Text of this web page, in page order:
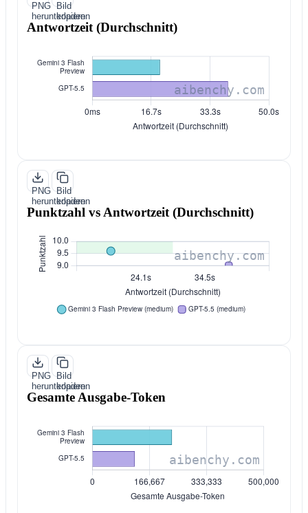
PNG
herunterladen
Bild
kopieren
Antwortzeit (Durchschnitt)
PNG
herunterladen
Bild
kopieren
Punktzahl vs Antwortzeit (Durchschnitt)
PNG
herunterladen
Bild
kopieren
Gesamte Ausgabe-Token